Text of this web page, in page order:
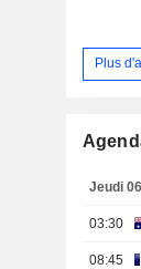
Plus
Jeudi
03:30
08:45